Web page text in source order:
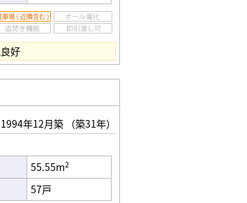
好
1994年12月築 （築31年）
55.55m2
57戸